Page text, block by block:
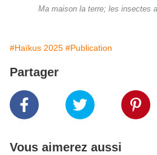
Ma maison la terre; les insectes
#Haïkus 2025 #Publication
Partager
Vous aimerez aussi